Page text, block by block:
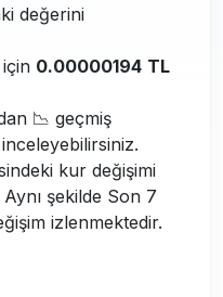
değerini
0.00000194 TL
📉 geçmiş
kur değişimi
şekilde Son 7
izlenmektedir.